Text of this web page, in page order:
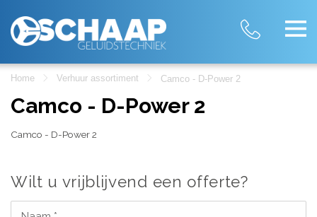
Home Verhuur assortiment Camco - D-Power 2
Camco - D-Power 2
Camco - D-Power 2
Wilt u vrijblijvend een offerte?